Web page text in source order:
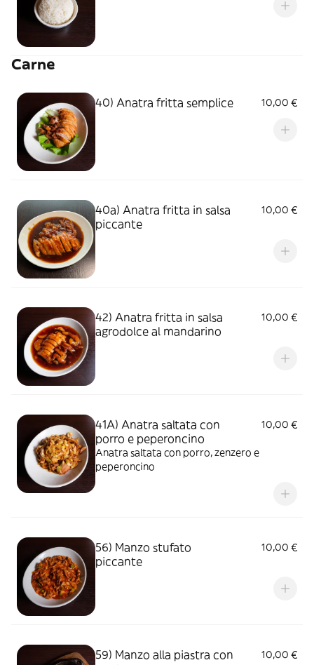
Carne
40) Anatra fritta semplice 10,00 €
40a) Anatra fritta in salsa
piccante
10,00 €
42) Anatra fritta in salsa
agrodolce al mandarino
10,00 €
41A) Anatra saltata con
porro e peperoncino
10,00 €
Anatra saltata con porro, zenzero e
peperoncino
56) Manzo stufato
piccante
10,00 €
59) Manzo alla piastra con
10,00 €